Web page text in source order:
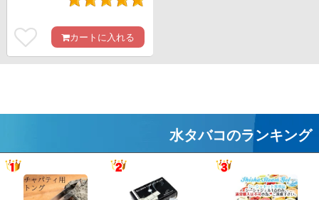
カートに入れる
水タバコのランキング